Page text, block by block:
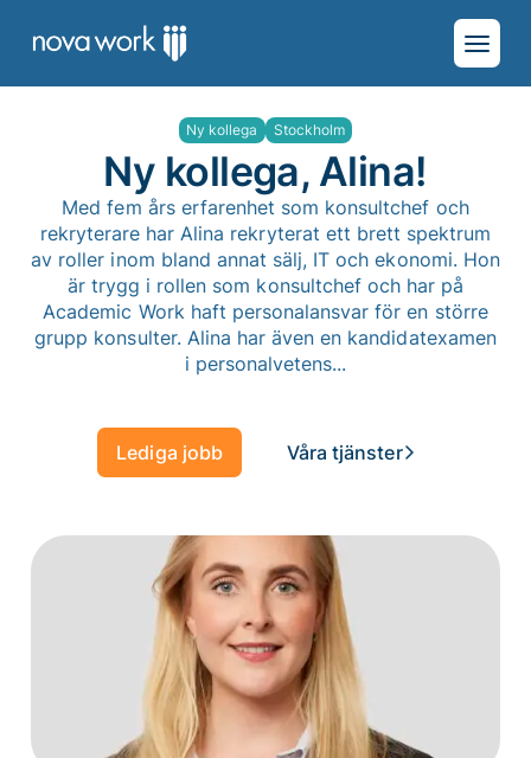
Ny kollega Stockholm
Ny kollega, Alina!
Med fem års erfarenhet som konsultchef och
rekryterare har Alina rekryterat ett brett spektrum
av roller inom bland annat sälj, IT och ekonomi. Hon
är trygg i rollen som konsultchef och har på
Academic Work haft personalansvar för en större
grupp konsulter. Alina har även en kandidatexamen
i personalvetens...
Lediga jobb Våra tjänster